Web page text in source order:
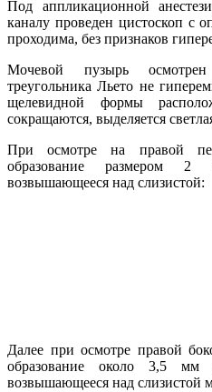
Под аппликационной
каналу проведен цистоскоп с
проходима, без признаков
Мочевой пузырь
треугольника Льето не
щелевидной формы
сокращаются, выделяется
При осмотре на правой
образование размером
возвышающееся над слизистой:
Далее при осмотре правой
образование около 3,5
возвышающееся над слизистой